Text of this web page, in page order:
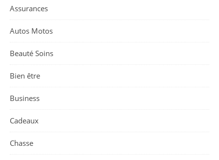
Assurances
Autos Motos
Beauté Soins
Bien être
Business
Cadeaux
Chasse